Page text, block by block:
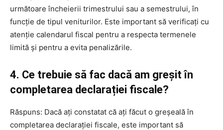
următoare încheierii trimestrului sau a semestrului, în
funcție de tipul veniturilor. Este important să verificați cu
atenție calendarul fiscal pentru a respecta termenele
limită și pentru a evita penalizările.
4. Ce trebuie să fac dacă am greșit în
completarea declarației fiscale?
Răspuns: Dacă ați constatat că ați făcut o greșeală în
completarea declarației fiscale, este important să